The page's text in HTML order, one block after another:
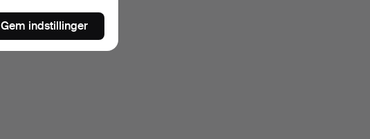
Gem indstillinger